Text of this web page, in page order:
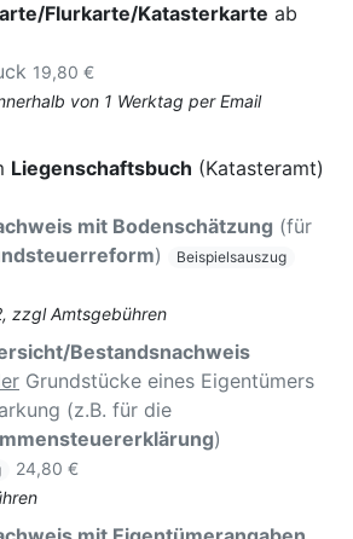
Flurkarte/Katasterkarte ab
19,80 €
von 1 Werktag per Email
Liegenschaftsbuch (Katasteramt)
mit Bodenschätzung (für
) Beispielsauszug
zzgl Amtsgebühren
Bestandsnachweis
Grundstücke eines Eigentümers
(z.B. für die
)
24,80 €